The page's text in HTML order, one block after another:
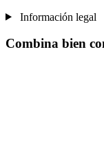
Información legal
Combina bien